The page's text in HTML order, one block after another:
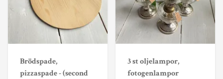
Brödspade,
pizzaspade - (second
3 st oljelampor,
fotogenlampor